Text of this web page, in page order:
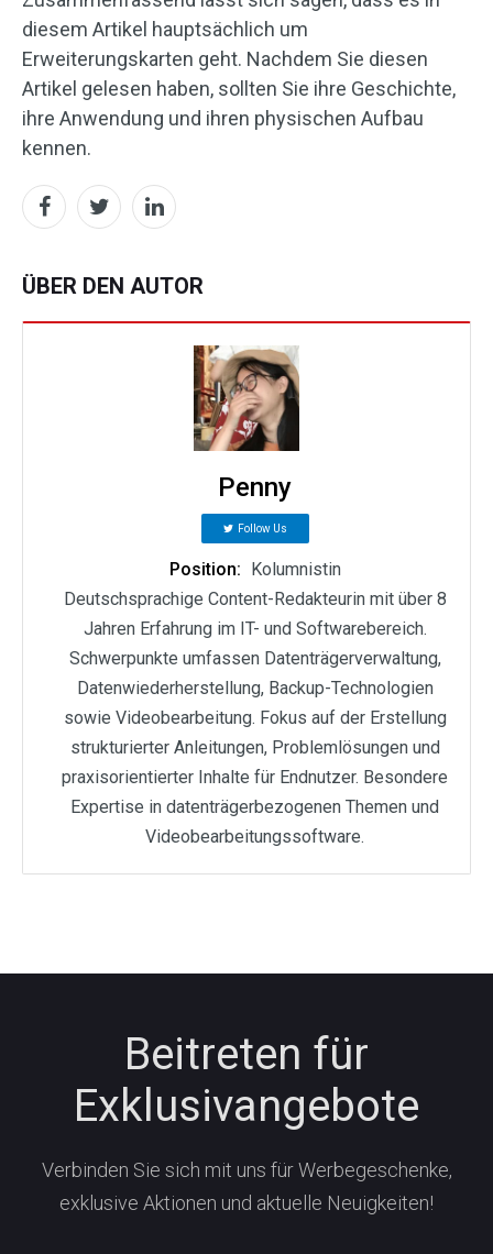
diesem Artikel hauptsächlich um
Erweiterungskarten geht. Nachdem Sie diesen
Artikel gelesen haben, sollten Sie ihre Geschichte,
ihre Anwendung und ihren physischen Aufbau
kennen.
ÜBER DEN AUTOR
Penny
Follow Us
Position:
Kolumnistin
Deutschsprachige Content-Redakteurin mit über 8
Jahren Erfahrung im IT- und Softwarebereich.
Schwerpunkte umfassen Datenträgerverwaltung,
Datenwiederherstellung, Backup-Technologien
sowie Videobearbeitung. Fokus auf der Erstellung
strukturierter Anleitungen, Problemlösungen und
praxisorientierter Inhalte für Endnutzer. Besondere
Expertise in datenträgerbezogenen Themen und
Videobearbeitungssoftware.
Beitreten für
Exklusivangebote
Verbinden Sie sich mit uns für Werbegeschenke,
exklusive Aktionen und aktuelle Neuigkeiten!